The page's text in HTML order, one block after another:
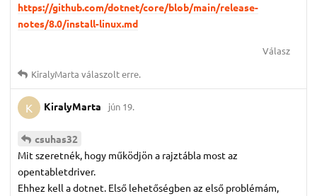
https://github.com/dotnet/core/blob/main/release-
notes/8.0/install-linux.md
Válasz
KiralyMarta válaszolt erre.
K KiralyMarta jún 19.
csuhas32
Mit szeretnék, hogy működjön a rajztábla most az
opentabletdriver.
Ehhez kell a dotnet. Első lehetőségben az első problémám,